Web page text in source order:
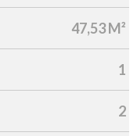
47,53 M²
1
2